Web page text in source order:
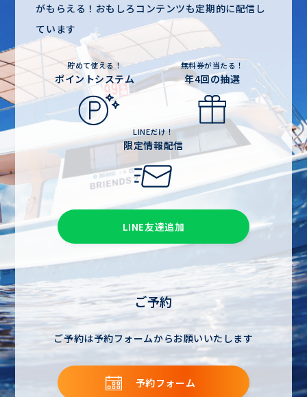
がもらえる！ おもしろコンテンツも定期的に配信し
ています
貯めて使える！
ポイントシステム
無料券が当たる！
年4回の抽選
LINEだけ！
限定情報配信
LINE友達追加
ご予約
ご予約は予約フォームからお願いいたします
予約フォーム